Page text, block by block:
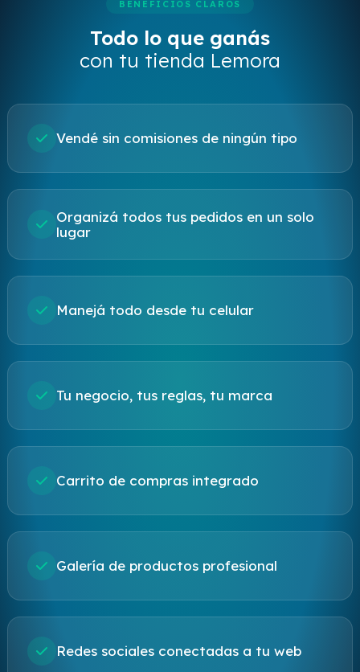
BENEFICIOS CLAROS
Todo lo que ganás
con tu tienda Lemora
Vendé sin comisiones de ningún tipo
Organizá todos tus pedidos en un solo
lugar
Manejá todo desde tu celular
Tu negocio, tus reglas, tu marca
Carrito de compras integrado
Galería de productos profesional
Redes sociales conectadas a tu web